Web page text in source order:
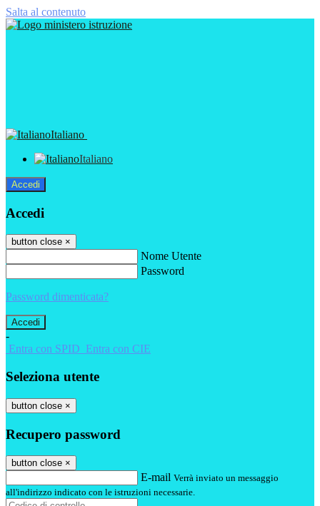
Salta al contenuto
Italiano
Italiano
Accedi
Accedi
button close ×
Nome Utente
Password
Password dimenticata?
-
Entra con SPID Entra con CIE
Seleziona utente
button close ×
Recupero password
button close ×
E-mail Verrà inviato un messaggio
all'indirizzo indicato con le istruzioni necessarie.